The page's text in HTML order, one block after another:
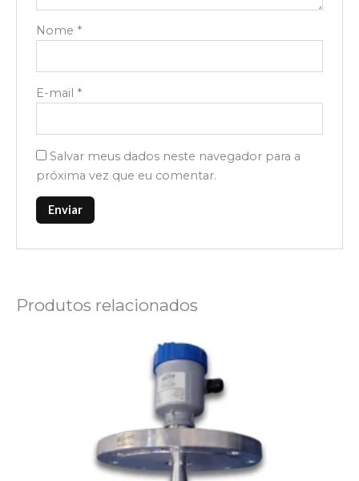
Nome *
E-mail *
Salvar meus dados neste navegador para a
próxima vez que eu comentar.
Produtos relacionados